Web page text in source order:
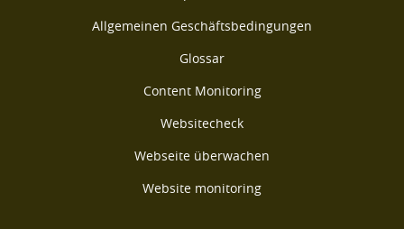
Allgemeinen Geschäftsbedingungen
Glossar
Content Monitoring
Websitecheck
Webseite überwachen
Website monitoring